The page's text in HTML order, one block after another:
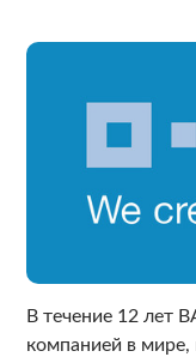
В течение 12 лет
компанией в